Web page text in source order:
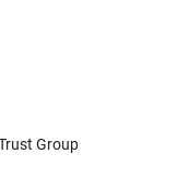
Group